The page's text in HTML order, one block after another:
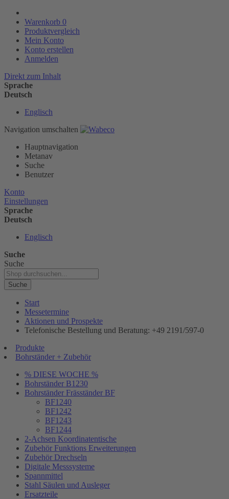
Warenkorb 0
Produktvergleich
Mein Konto
Konto erstellen
Anmelden
Direkt zum Inhalt
Sprache
Deutsch
Englisch
Navigation umschalten
Hauptnavigation
Metanav
Suche
Benutzer
Konto
Einstellungen
Sprache
Deutsch
Englisch
Suche
Suche
Suche
Start
Messetermine
Aktionen und Prospekte
Telefonische Bestellung und Beratung: +49 2191/597-0
Produkte
Bohrständer + Zubehör
% DIESE WOCHE %
Bohrständer B1230
Bohrständer Fräsständer BF
BF1240
BF1242
BF1243
BF1244
2-Achsen Koordinatentische
Zubehör Funktions Erweiterungen
Zubehör Drechseln
Digitale Messsysteme
Spannmittel
Stahl Säulen und Ausleger
Ersatzteile